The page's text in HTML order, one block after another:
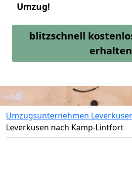
Umzug!
blitzschnell
erhalten
Umzugsunternehmen
Leverkusen nach Kamp-Lintfort